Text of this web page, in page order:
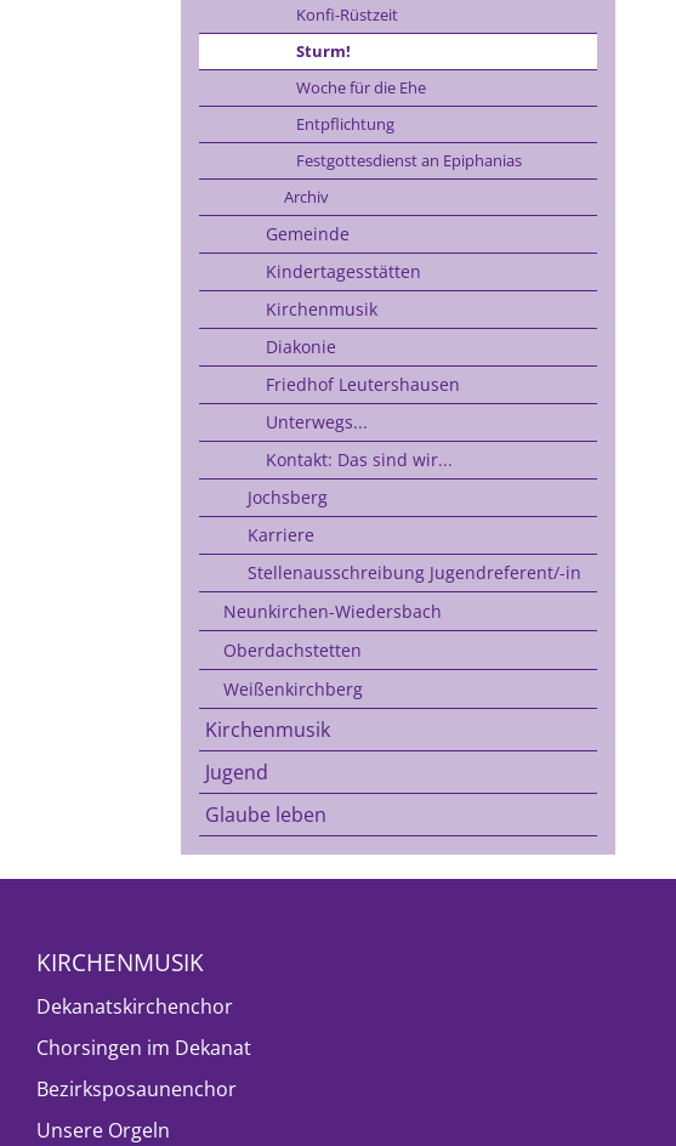
Konfi-Rüstzeit
Sturm!
Woche für die Ehe
Entpflichtung
Festgottesdienst an Epiphanias
Archiv
Gemeinde
Kindertagesstätten
Kirchenmusik
Diakonie
Friedhof Leutershausen
Unterwegs...
Kontakt: Das sind wir...
Jochsberg
Karriere
Stellenausschreibung Jugendreferent/-in
Neunkirchen-Wiedersbach
Oberdachstetten
Weißenkirchberg
Kirchenmusik
Jugend
Glaube leben
KIRCHENMUSIK
Dekanatskirchenchor
Chorsingen im Dekanat
Bezirksposaunenchor
Unsere Orgeln